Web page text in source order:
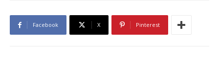
Facebook X Pinterest